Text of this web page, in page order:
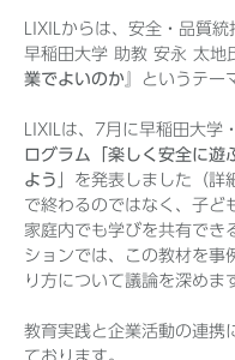
LIXILからは、安全・品質
早稲田大学 助教 安永 太地
業でよいのか 』というテー
LIXILは、7月に早稲田大学
ログラム「楽しく安全に遊
よう
」を発表しました（詳
で終わるのではなく、子ど
家庭内でも学びを共有でき
ションでは、この教材を事
り方について議論を深めま
教育実践と企業活動の連携
ております。